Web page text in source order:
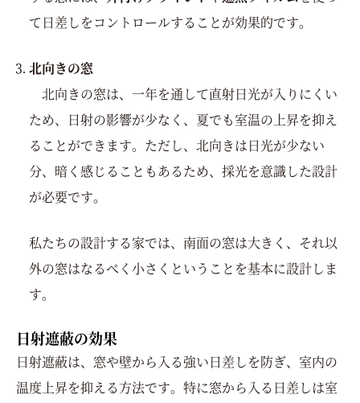
て日差しをコントロールすることが効果的です。
北向きの窓
北向きの窓は、一年を通して直射日光が入りにくい
ため、日射の影響が少なく、夏でも室温の上昇を抑え
ることができます。ただし、北向きは日光が少ない
分、暗く感じることもあるため、採光を意識した設計
が必要です。
私たちの設計する家では、南面の窓は大きく、それ以
外の窓はなるべく小さくということを基本に設計しま
す。
日射遮蔽の効果
日射遮蔽は、窓や壁から入る強い日差しを防ぎ、室内の
温度上昇を抑える方法です。特に窓から入る日差しは室